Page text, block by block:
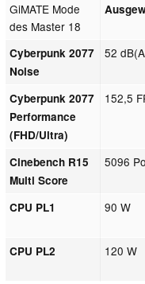
GiMATE Mode
des Master 18
Cyberpunk 2077
Noise
52
Cyberpunk 2077
Performance
(FHD/Ultra)
152,5
Cinebench R15
Multi Score
5096
CPU PL1 90 W
CPU PL2 120 W